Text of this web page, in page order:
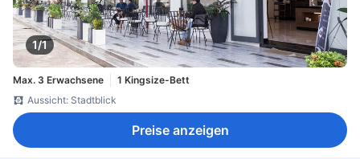
1/1
Max. 3 Erwachsene
1 Kingsize-Bett
Aussicht: Stadtblick
Preise anzeigen